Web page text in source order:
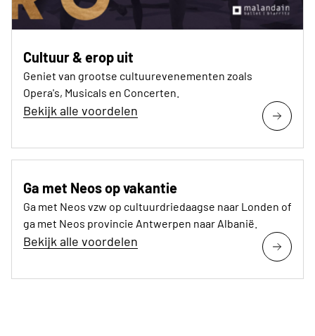
Cultuur & erop uit
Geniet van grootse cultuurevenementen zoals
Opera's, Musicals en Concerten.
Bekijk alle voordelen
Ga met Neos op vakantie
Ga met Neos vzw op cultuurdriedaagse naar Londen of
ga met Neos provincie Antwerpen naar Albanië.
Bekijk alle voordelen